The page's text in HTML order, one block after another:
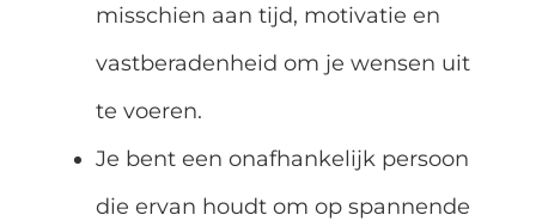
misschien aan tijd, motivatie en
vastberadenheid om je wensen uit
te voeren.
Je bent een onafhankelijk persoon
die ervan houdt om op spannende